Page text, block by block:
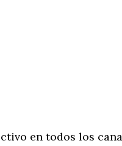
en todos los